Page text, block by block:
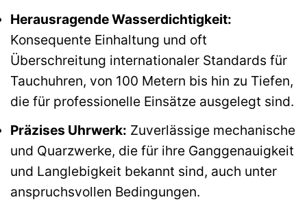
Herausragende Wasserdichtigkeit:
Konsequente Einhaltung und oft
Überschreitung internationaler Standards für
Tauchuhren, von 100 Metern bis hin zu Tiefen,
die für professionelle Einsätze ausgelegt sind.
Präzises Uhrwerk: Zuverlässige mechanische
und Quarzwerke, die für ihre Ganggenauigkeit
und Langlebigkeit bekannt sind, auch unter
anspruchsvollen Bedingungen.